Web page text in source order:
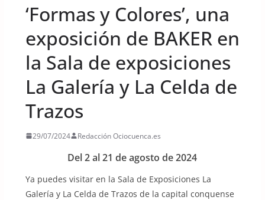
‘Formas y Colores’, una
exposición de BAKER en
la Sala de exposiciones
La Galería y La Celda de
Trazos
29/07/2024 Redacción Ociocuenca.es
Del 2 al 21 de agosto de 2024
Ya puedes visitar en la Sala de Exposiciones La
Galería y La Celda de Trazos de la capital conquense